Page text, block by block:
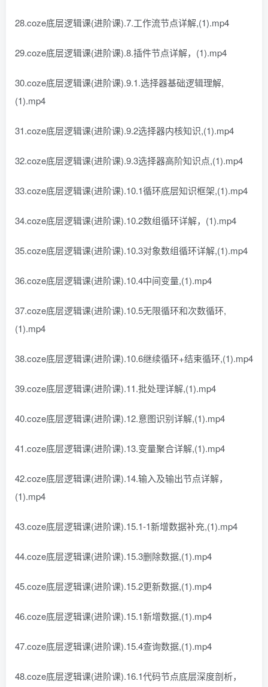
28.coze底层逻辑课(进阶课).7.工作流节点详解,(1).mp4
29.coze底层逻辑课(进阶课).8.插件节点详解，(1).mp4
30.coze底层逻辑课(进阶课).9.1.选择器基础逻辑理解,
(1).mp4
31.coze底层逻辑课(进阶课).9.2选择器内核知识,(1).mp4
32.coze底层逻辑课(进阶课).9.3选择器高阶知识点,(1).mp4
33.coze底层逻辑课(进阶课).10.1循环底层知识框架,(1).mp4
34.coze底层逻辑课(进阶课).10.2数组循环详解，(1).mp4
35.coze底层逻辑课(进阶课).10.3对象数组循环详解,(1).mp4
36.coze底层逻辑课(进阶课).10.4中间变量,(1).mp4
37.coze底层逻辑课(进阶课).10.5无限循环和次数循环,
(1).mp4
38.coze底层逻辑课(进阶课).10.6继续循环+结束循环,(1).mp4
39.coze底层逻辑课(进阶课).11.批处理详解,(1).mp4
40.coze底层逻辑课(进阶课).12.意图识别详解,(1).mp4
41.coze底层逻辑课(进阶课).13.变量聚合详解,(1).mp4
42.coze底层逻辑课(进阶课).14.输入及输出节点详解，
(1).mp4
43.coze底层逻辑课(进阶课).15.1-1新增数据补充,(1).mp4
44.coze底层逻辑课(进阶课).15.3删除数据,(1).mp4
45.coze底层逻辑课(进阶课).15.2更新数据,(1).mp4
46.coze底层逻辑课(进阶课).15.1新增数据,(1).mp4
47.coze底层逻辑课(进阶课).15.4查询数据,(1).mp4
48.coze底层逻辑课(进阶课).16.1代码节点底层深度剖析，